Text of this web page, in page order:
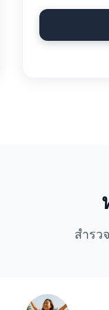
สำรว